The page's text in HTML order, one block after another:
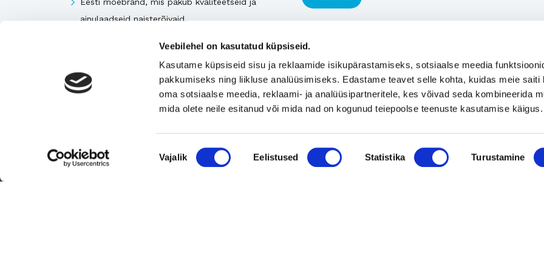
Veebilehel on kasutatud küpsiseid.
Kasutame küpsiseid sisu ja reklaamide isikupärastamiseks, sotsiaalse meedia
pakkumiseks ning liikluse analüüsimiseks. Edastame teavet selle kohta, kuidas meie saiti
oma sotsiaalse meedia, reklaami- ja analüüsipartneritele, kes võivad seda kombineerida
mida olete neile esitanud või mida nad on kogunud teiepoolse teenuste kasutamise käigus.
Nõusoleku
valik
Vajalik Eelistused Statistika Turustamine
ainulaadseid naisterõivaid.
seadmetega tegelev ettevõte
Rahvusvaheliselt tunnustatud metall- ja
tekstiilkompensaatorite projekteerija ja tootja.